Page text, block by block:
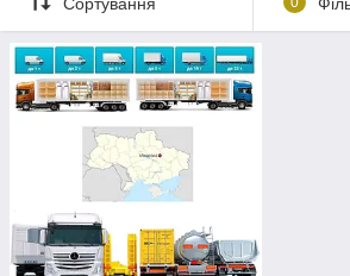
Логіст: Олександр
WhatsApp, Telegram, Viber